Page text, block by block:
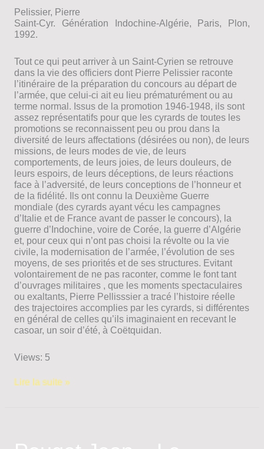
Pelissier, Pierre
Saint-Cyr. Génération Indochine-Algérie, Paris, Plon,
1992.
Tout ce qui peut arriver à un Saint-Cyrien se retrouve
dans la vie des officiers dont Pierre Pelissier raconte
l’itinéraire de la préparation du concours au départ de
l’armée, que celui-ci ait eu lieu prématurément ou au
terme normal. Issus de la promotion 1946-1948, ils sont
assez représentatifs pour que les cyrards de toutes les
promotions se reconnaissent peu ou prou dans la
diversité de leurs affectations (désirées ou non), de leurs
missions, de leurs modes de vie, de leurs
comportements, de leurs joies, de leurs douleurs, de
leurs espoirs, de leurs déceptions, de leurs réactions
face à l’adversité, de leurs conceptions de l’honneur et
de la fidélité. Ils ont connu la Deuxième Guerre
mondiale (des cyrards ayant vécu les campagnes
d’Italie et de France avant de passer le concours), la
guerre d’Indochine, voire de Corée, la guerre d’Algérie
et, pour ceux qui n’ont pas choisi la révolte ou la vie
civile, la modernisation de l’armée, l’évolution de ses
moyens, de ses priorités et de ses structures. Evitant
volontairement de ne pas raconter, comme le font tant
d’ouvrages militaires , que les moments spectaculaires
ou exaltants, Pierre Pellisssier a tracé l’histoire réelle
des trajectoires accomplies par les cyrards, si différentes
en général de celles qu’ils imaginaient en recevant le
casoar, un soir d’été, à Coëtquidan.
Views: 5
Pelissier
Lire la suite »